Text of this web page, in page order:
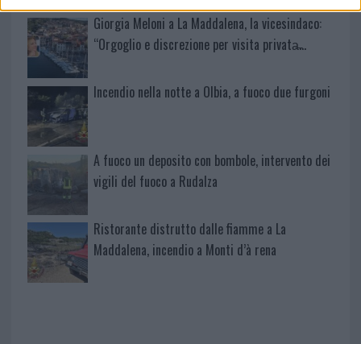
Giorgia Meloni a La Maddalena, la vicesindaco:
“Orgoglio e discrezione per visita privata̶…
Incendio nella notte a Olbia, a fuoco due furgoni
A fuoco un deposito con bombole, intervento dei
vigili del fuoco a Rudalza
Ristorante distrutto dalle fiamme a La
Maddalena, incendio a Monti d’à rena